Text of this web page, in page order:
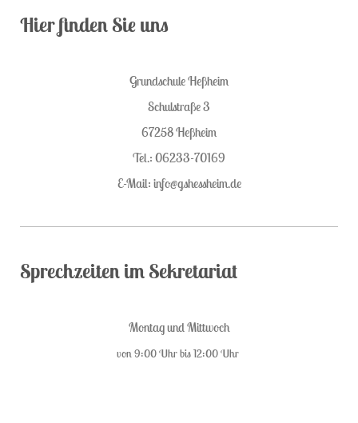
Hier finden Sie uns
Grundschule Heßheim
Schulstraße 3
67258 Heßheim
Tel.: 06233-70169
E-Mail: info@gshessheim.de
Sprechzeiten im Sekretariat
Montag und Mittwoch
von 9:00 Uhr bis 12:00 Uhr